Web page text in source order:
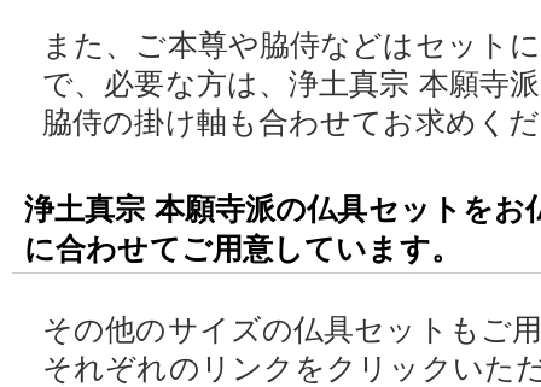
また、ご本尊や脇侍などはセット
で、必要な方は、浄土真宗 本願寺
脇侍の掛け軸も合わせてお求めく
浄土真宗 本願寺派の仏具セットを
に合わせてご用意しています。
その他のサイズの仏具セットもご
それぞれのリンクをクリックいた